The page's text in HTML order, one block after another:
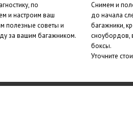
по
и настроим ваш
полезные советы и
за вашим багажником.
Снимем и
до начала
багажники,
сноубордов,
боксы.
Уточните